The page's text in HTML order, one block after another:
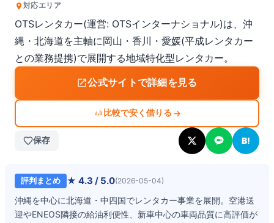
対応エリア
OTSレンタカー(運営: OTSインターナショナル)は、沖
縄・北海道を主軸に岡山・香川・愛媛(平成レンタカー
との業務提携)で展開する地域特化型レンタカー。
公式サイトで詳細を見る
比較で安く借りる →
保存 B!
評判まとめ ★ 4.3 / 5.0(2026-05-04)
沖縄を中心に北海道・中四国でレンタカー事業を展開。空港送
迎やENEOS隣接の給油利便性、新車中心の車両品質に高評価が